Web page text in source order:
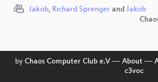
Jakob, Richard Sprenger and Jakob
by Chaos Computer Club e.V–– About––
c3voc